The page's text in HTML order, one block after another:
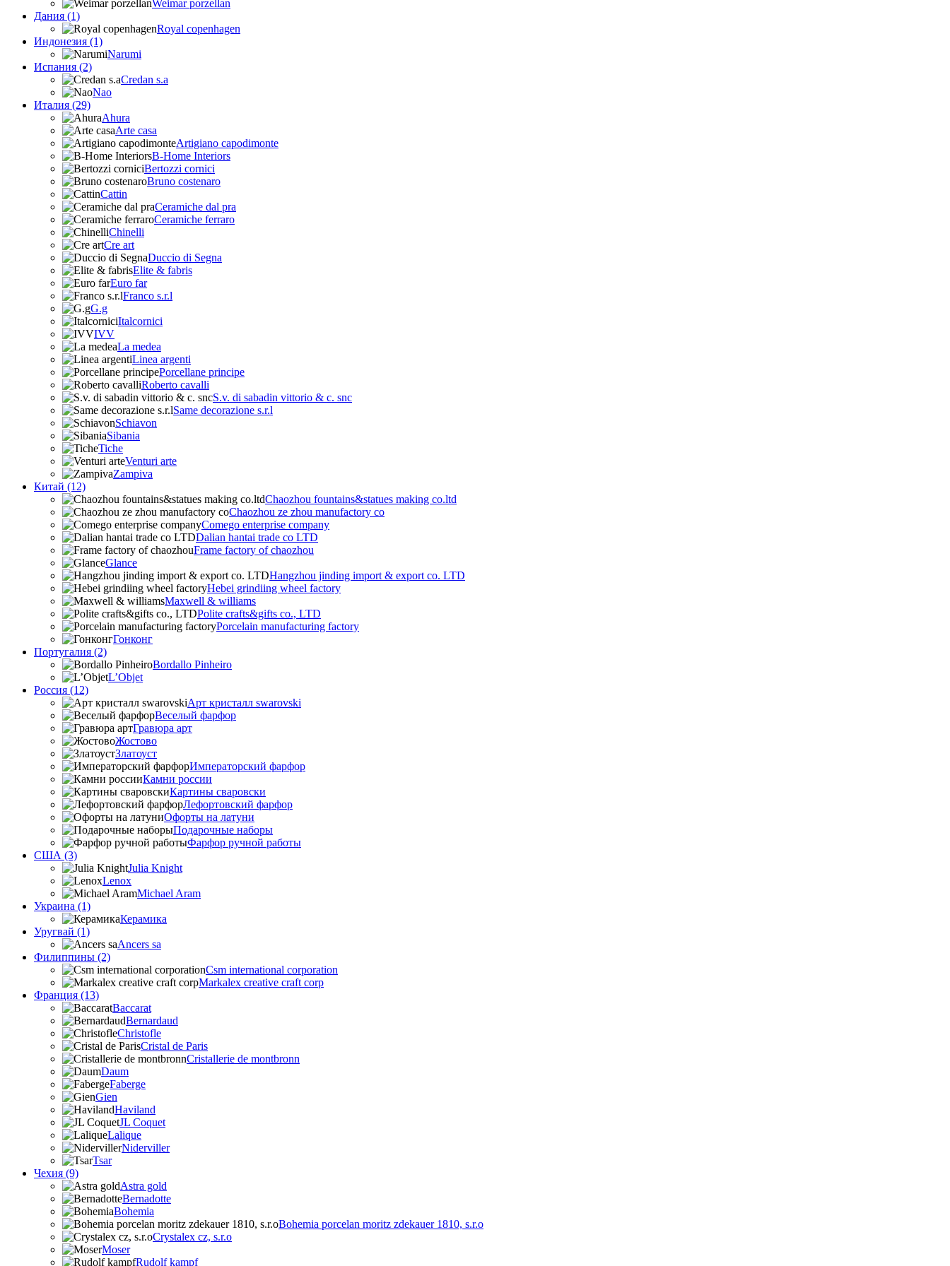
Weimar porzellan
Дания (1)
Royal copenhagen
Индонезия (1)
Narumi
Испания (2)
Credan s.a
Nao
Италия (29)
Ahura
Arte casa
Artigiano capodimonte
B-Home Interiors
Bertozzi cornici
Bruno costenaro
Cattin
Ceramiche dal pra
Ceramiche ferraro
Chinelli
Cre art
Duccio di Segna
Elite & fabris
Euro far
Franco s.r.l
G.g
Italcornici
IVV
La medea
Linea argenti
Porcellane principe
Roberto cavalli
S.v. di sabadin vittorio & c. snc
Same decorazione s.r.l
Schiavon
Sibania
Tiche
Venturi arte
Zampiva
Китай (12)
Chaozhou fountains&statues making co.ltd
Chaozhou ze zhou manufactory co
Comego enterprise company
Dalian hantai trade co LTD
Frame factory of chaozhou
Glance
Hangzhou jinding import & export co. LTD
Hebei grindiing wheel factory
Maxwell & williams
Polite crafts&gifts co., LTD
Porcelain manufacturing factory
Гонконг
Португалия (2)
Bordallo Pinheiro
L’Objet
Россия (12)
Арт кристалл swarovski
Веселый фарфор
Гравюра арт
Жостово
Златоуст
Императорский фарфор
Камни россии
Картины сваровски
Лефортовский фарфор
Офорты на латуни
Подарочные наборы
Фарфор ручной работы
США (3)
Julia Knight
Lenox
Michael Aram
Украина (1)
Керамика
Уругвай (1)
Ancers sa
Филиппины (2)
Csm international corporation
Markalex creative craft corp
Франция (13)
Baccarat
Bernardaud
Christofle
Cristal de Paris
Cristallerie de montbronn
Daum
Faberge
Gien
Haviland
JL Coquet
Lalique
Niderviller
Tsar
Чехия (9)
Astra gold
Bernadotte
Bohemia
Bohemia porcelan moritz zdekauer 1810, s.r.o
Crystalex cz, s.r.o
Moser
Rudolf kampf